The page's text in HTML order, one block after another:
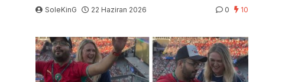
SoleKinG 22 Haziran 2026 0 10